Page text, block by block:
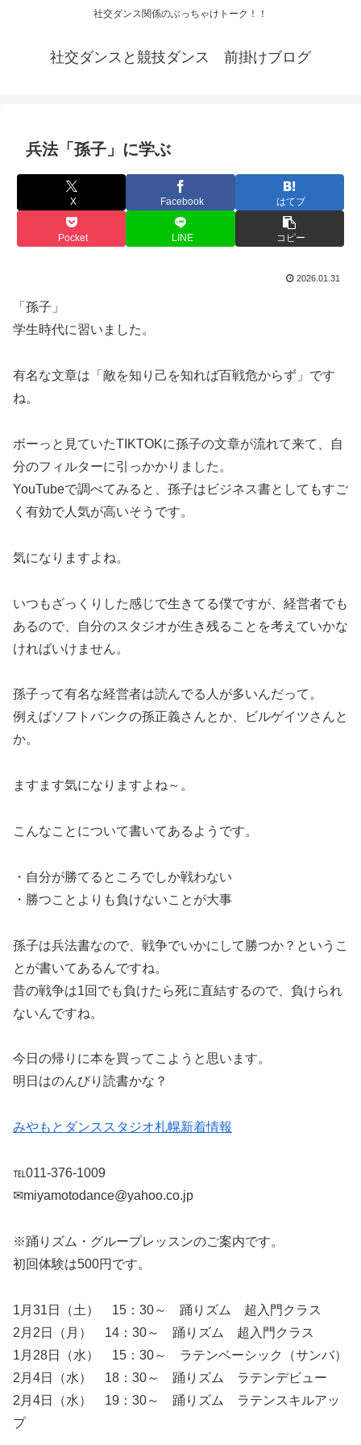
社交ダンス関係のぶっちゃけトーク！！
社交ダンスと競技ダンス 前掛けブログ
兵法「孫子」に学ぶ
X Facebook はてブ
Pocket LINE コピー
2026.01.31
「孫子」
学生時代に習いました。
有名な文章は「敵を知り己を知れば百戦危からず」です
ね。
ボーっと見ていたTIKTOKに孫子の文章が流れて来て、自
分のフィルターに引っかかりました。
YouTubeで調べてみると、孫子はビジネス書としてもすご
く有効で人気が高いそうです。
気になりますよね。
いつもざっくりした感じで生きてる僕ですが、経営者でも
あるので、自分のスタジオが生き残ることを考えていかな
ければいけません。
孫子って有名な経営者は読んでる人が多いんだって。
例えばソフトバンクの孫正義さんとか、ビルゲイツさんと
か。
ますます気になりますよね～。
こんなことについて書いてあるようです。
・自分が勝てるところでしか戦わない
・勝つことよりも負けないことが大事
孫子は兵法書なので、戦争でいかにして勝つか？というこ
とが書いてあるんですね。
昔の戦争は1回でも負けたら死に直結するので、負けられ
ないんですね。
今日の帰りに本を買ってこようと思います。
明日はのんびり読書かな？
みやもとダンススタジオ札幌新着情報
℡011-376-1009
✉miyamotodance@yahoo.co.jp
※踊りズム・グループレッスンのご案内です。
初回体験は500円です。
1月31日（土） 15：30～ 踊りズム 超入門クラス
2月2日（月） 14：30～ 踊りズム 超入門クラス
1月28日（水） 15：30～ ラテンベーシック（サンバ）
2月4日（水） 18：30～ 踊りズム ラテンデビュー
2月4日（水） 19：30～ 踊りズム ラテンスキルアッ
プ